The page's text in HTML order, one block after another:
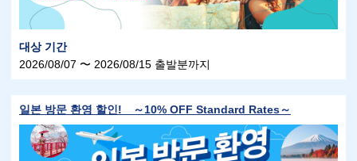
대상 기간
2026/08/07 〜 2026/08/15 출발분까지
일본 방문 환영 할인! ～10% OFF Standard Rates～